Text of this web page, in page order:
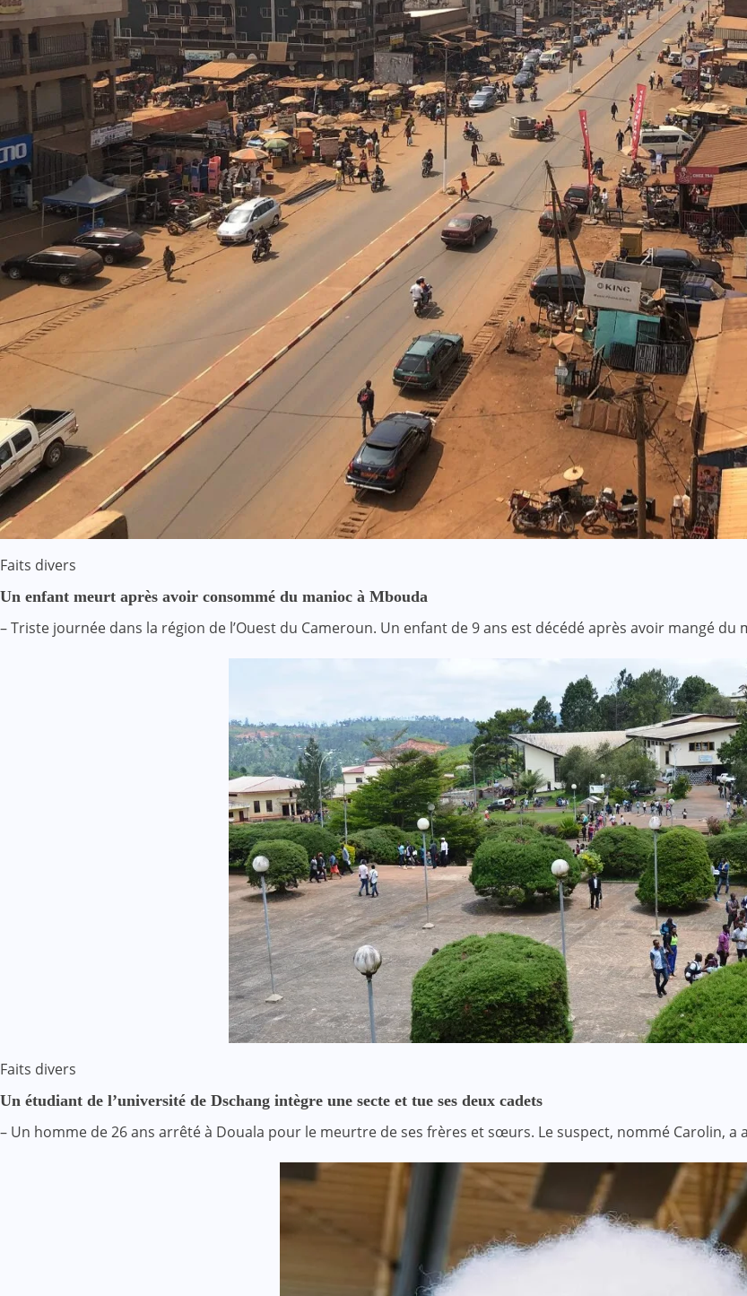
Faits divers
Un enfant meurt après avoir consommé du manioc à Mbouda
– Triste journée dans la région de l’Ouest du Cameroun. Un enfant de 9 ans est décédé après avoir mangé
Faits divers
Un étudiant de l’université de Dschang intègre une secte et tue ses deux cadets
– Un homme de 26 ans arrêté à Douala pour le meurtre de ses frères et sœurs. Le suspect, nommé Carolin,